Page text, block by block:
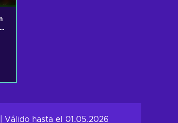
Válido hasta el 01.05.2026